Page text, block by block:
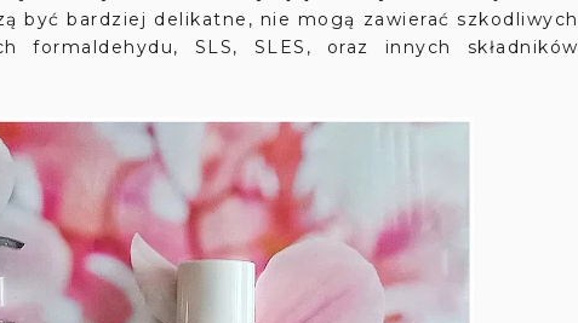
być bardziej delikatne, nie mogą zawierać szkodliwych
formaldehydu, SLS, SLES, oraz innych składników